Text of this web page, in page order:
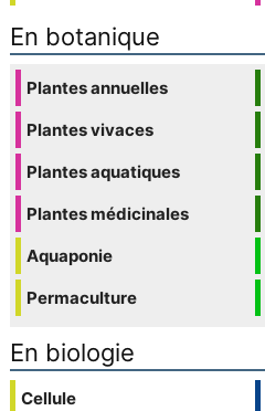
En botanique
Plantes annuelles
Plantes vivaces
Plantes aquatiques
Plantes médicinales
Aquaponie
Permaculture
En biologie
Cellule